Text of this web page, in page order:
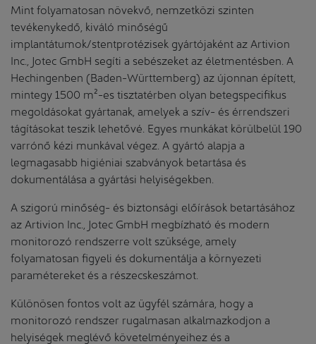
Mint folyamatosan növekvő, nemzetközi szinten
tevékenykedő, kiváló minőségű
implantátumok/stentprotézisek gyártójaként az Artivion
Inc., Jotec GmbH segíti a sebészeket az életmentésben. A
Hechingenben (Baden-Württemberg) az újonnan épített,
mintegy 1500 m²-es tisztatérben olyan betegspecifikus
megoldásokat gyártanak, amelyek a szív- és érrendszeri
tágításokat teszik lehetővé. Egyes munkákat körülbelül 190
varrónő kézi munkával végez. A gyártó alapja a
legmagasabb higiéniai szabványok betartása és
dokumentálása a gyártási helyiségekben.
A szigorú minőség- és biztonsági előírások betartásához
az Artivion Inc., Jotec GmbH megbízható és modern
monitorozó rendszerre volt szüksége, amely
folyamatosan figyeli és dokumentálja a környezeti
paramétereket és a részecskeszámot.
Különösen fontos volt az ügyfél számára, hogy a
monitorozó rendszer rugalmasan alkalmazkodjon a
helyiségek meglévő követelményeihez és a